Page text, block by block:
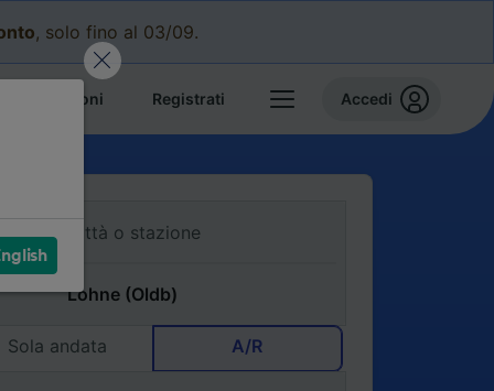
, solo fino al 03/09.
prenotazioni Registrati Accedi
Sola andata A/R